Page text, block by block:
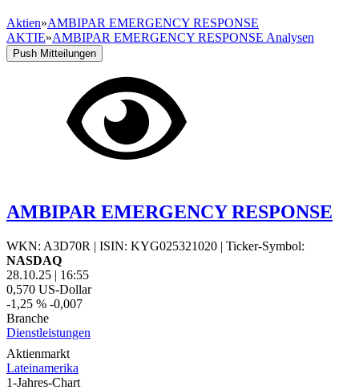
Aktien»AMBIPAR EMERGENCY RESPONSE
AKTIE»AMBIPAR EMERGENCY RESPONSE Analysen
Push Mitteilungen
AMBIPAR EMERGENCY RESPONSE
WKN: A3D70R | ISIN: KYG025321020 | Ticker-Symbol:
NASDAQ
28.10.25 | 16:55
0,570 US-Dollar
-1,25 % -0,007
Branche
Dienstleistungen
Aktienmarkt
Lateinamerika
1-Jahres-Chart